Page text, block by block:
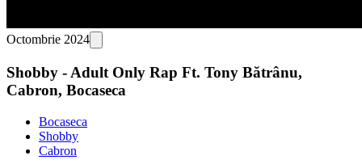
Octombrie 2024
Shobby - Adult Only Rap Ft. Tony Bătrânu,
Cabron, Bocaseca
Bocaseca
Shobby
Cabron